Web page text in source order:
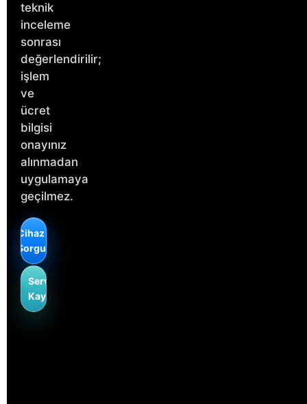
teknik
inceleme
sonrası
değerlendirilir;
işlem
ve
ücret
bilgisi
onayınız
alınmadan
uygulamaya
geçilmez.
Cihaz
Sorgulama
Servis
Kaydı